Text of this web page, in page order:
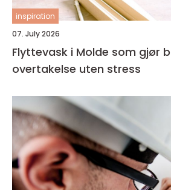
inspiration
07. July 2026
Flyttevask i Molde som gjør
overtakelse uten stress